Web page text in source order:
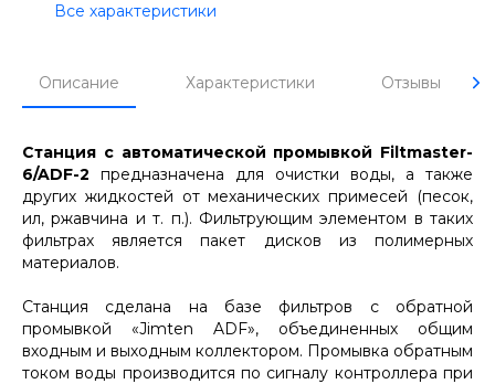
Все характеристики
Описание Характеристики Отзывы
Станция с автоматической промывкой Filtmaster-
6/ADF-2 предназначена для очистки воды, а также
других жидкостей от механических примесей (песок,
ил, ржавчина и т. п.). Фильтрующим элементом в таких
фильтрах является пакет дисков из полимерных
материалов.
Станция сделана на базе фильтров с обратной
промывкой «Jimten ADF», объединенных общим
входным и выходным коллектором. Промывка обратным
током воды производится по сигналу контроллера при